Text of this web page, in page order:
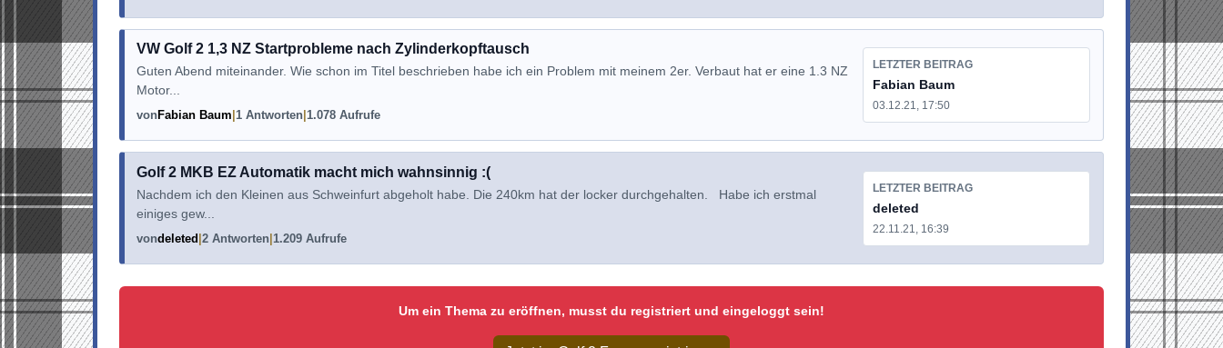
VW Golf 2 1,3 NZ Startprobleme nach Zylinderkopftausch
Guten Abend miteinander. Wie schon im Titel beschrieben habe ich ein Problem mit meinem 2er. Verbaut hat er eine 1.3 NZ
Motor...
vonFabian Baum 1 Antworten 1.078 Aufrufe
LETZTER BEITRAG
Fabian Baum
03.12.21, 17:50
Golf 2 MKB EZ Automatik macht mich wahnsinnig :(
Nachdem ich den Kleinen aus Schweinfurt abgeholt habe. Die 240km hat der locker durchgehalten. Habe ich erstmal
einiges gew...
vondeleted 2 Antworten 1.209 Aufrufe
LETZTER BEITRAG
deleted
22.11.21, 16:39
Um ein Thema zu eröffnen, musst du registriert und eingeloggt sein!